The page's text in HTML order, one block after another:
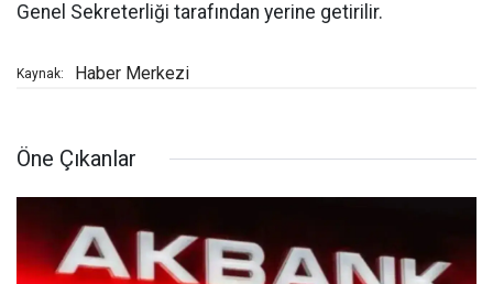
Genel Sekreterliği tarafından yerine getirilir.
Kaynak: Haber Merkezi
Öne Çıkanlar